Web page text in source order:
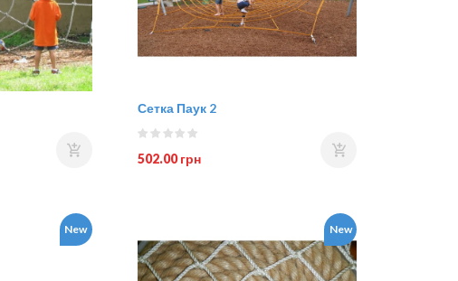
Сетка Паук 2
502.00 грн
New New